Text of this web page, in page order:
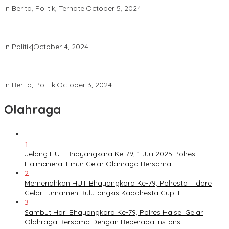
In Berita, Politik, Ternate|October 5, 2024
In Politik|October 4, 2024
In Berita, Politik|October 3, 2024
Olahraga
1
Jelang HUT Bhayangkara Ke-79, 1 Juli 2025 Polres
Halmahera Timur Gelar Olahraga Bersama
2
Memeriahkan HUT Bhayangkara Ke-79, Polresta Tidore
Gelar Turnamen Bulutangkis Kapolresta Cup II
3
Sambut Hari Bhayangkara Ke-79, Polres Halsel Gelar
Olahraga Bersama Dengan Beberapa Instansi